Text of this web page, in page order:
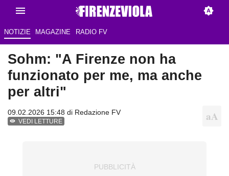
NOTIZIE MAGAZINE RADIO FV
Sohm: "A Firenze non ha
funzionato per me, ma anche
per altri"
09.02.2026 15:48 di Redazione FV
VEDI LETTURE